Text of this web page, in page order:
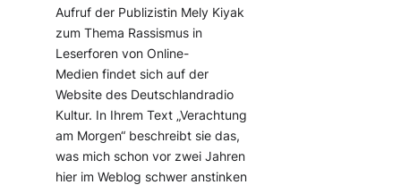
Aufruf der Publizistin Mely Kiyak
zum Thema Rassismus in
Leserforen von Online-
Medien findet sich auf der
Website des Deutschlandradio
Kultur. In Ihrem Text „Verachtung
am Morgen“ beschreibt sie das,
was mich schon vor zwei Jahren
hier im Weblog schwer anstinken